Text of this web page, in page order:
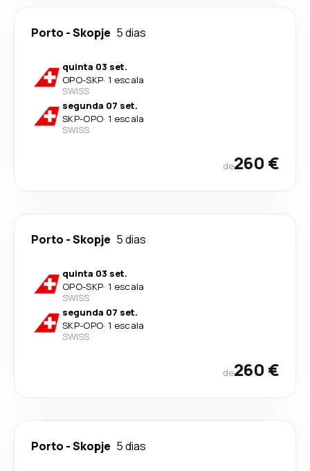
Porto -Skopje 5 dias
quinta 03 set.
OPO-SKP· 1 escala
SWISS
segunda 07 set.
SKP-OPO· 1 escala
SWISS
de260 €
Porto -Skopje 5 dias
quinta 03 set.
OPO-SKP· 1 escala
SWISS
segunda 07 set.
SKP-OPO· 1 escala
SWISS
de260 €
Porto -Skopje 5 dias